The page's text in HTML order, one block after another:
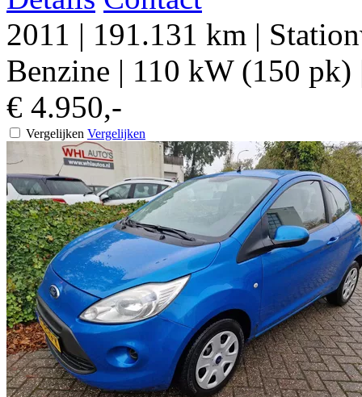
2011 | 191.131 km |
Benzine | 110 kW (150 pk)
€ 4.950,-
Vergelijken Vergelijken